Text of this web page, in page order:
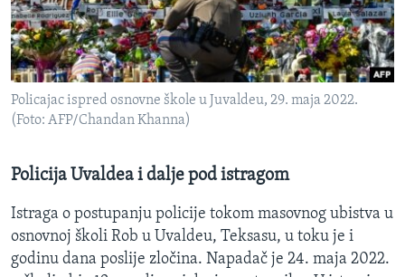
Policajac ispred osnovne škole u Juvaldeu, 29. maja 2022.
(Foto: AFP/Chandan Khanna)
Policija Uvaldea i dalje pod istragom
Istraga o postupanju policije tokom masovnog ubistva u
osnovnoj školi Rob u Uvaldeu, Teksasu, u toku je i
godinu dana poslije zločina. Napadač je 24. maja 2022.